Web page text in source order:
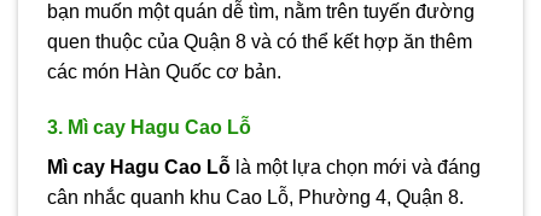
bạn muốn một quán dễ tìm, nằm trên tuyến đường
quen thuộc của Quận 8 và có thể kết hợp ăn thêm
các món Hàn Quốc cơ bản.
3. Mì cay Hagu Cao Lỗ
Mì cay Hagu Cao Lỗ là một lựa chọn mới và đáng
cân nhắc quanh khu Cao Lỗ, Phường 4, Quận 8.